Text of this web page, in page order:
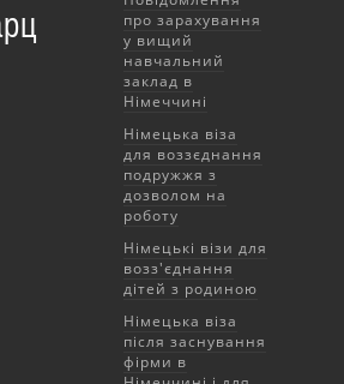
про зарахування
у вищий
навчальний
заклад в
Німеччині
Німецька віза
для воззєднання
подружжя з
дозволом на
роботу
Німецькі візи для
возз'єднання
дітей з родиною
Німецька віза
після заснування
фірми в